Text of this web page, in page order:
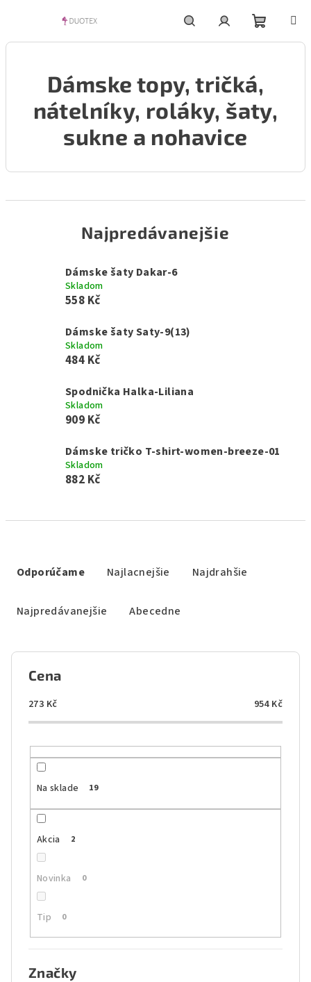
HľadaťPrihlásenie
Dámske topy, tričká,
nátelníky, roláky, šaty,
sukne a nohavice
Najpredávanejšie
Dámske šaty Dakar-6
Skladom
558 Kč
Dámske šaty Saty-9(13)
Skladom
484 Kč
Spodnička Halka-Liliana
Skladom
909 Kč
Dámske tričko T-shirt-women-breeze-01
Skladom
882 Kč
Odporúčame Najlacnejšie Najdrahšie
Najpredávanejšie Abecedne
Cena
273 Kč 954Kč
Na sklade 19
Akcia 2
Novinka 0
Tip 0
Značky